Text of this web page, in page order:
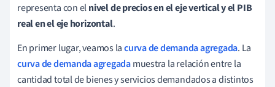
representa con elnivel de precios en el eje vertical y el PIB
real en el eje horizontal.
En primer lugar, veamos lacurva de demanda agregada. La
curva de demanda agregadamuestra la relación entre la
cantidad total de bienes y servicios demandados a distintos